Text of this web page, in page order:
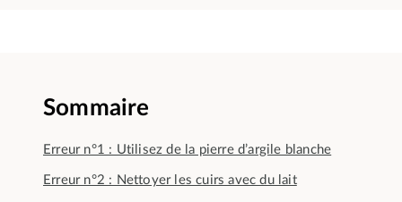
Sommaire
Erreur n°1 : Utilisez de la pierre d’argile blanche
Erreur n°2 : Nettoyer les cuirs avec du lait